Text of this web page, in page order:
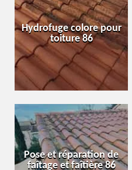
Hydrofuge colore pour
toiture 86
Pose et réparation de
faîtage et faîtière 86